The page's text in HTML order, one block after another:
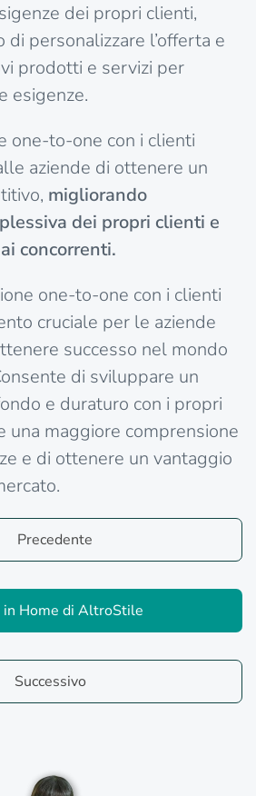
dei propri clienti,
personalizzare l’offerta e
prodotti e servizi per
esigenze.
one-to-one con i clienti
aziende di ottenere un
migliorando
dei propri clienti e
concorrenti.
one-to-one con i clienti
cruciale per le aziende
successo nel mondo
di sviluppare un
e duraturo con i propri
una maggiore comprensione
e di ottenere un vantaggio
Precedente
in Home di AltroStile
Successivo